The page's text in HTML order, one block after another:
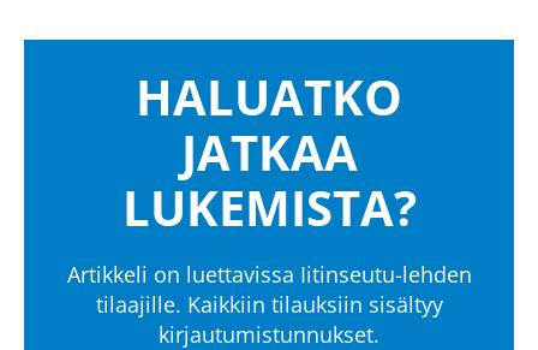
HALUATKO
JATKAA
LUKEMISTA?
Artikkeli on luettavissa Iitinseutu-lehden
tilaajille. Kaikkiin tilauksiin sisältyy
kirjautumistunnukset.